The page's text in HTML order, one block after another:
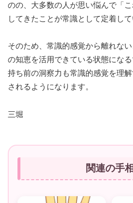
のの、大多数の人が思い悩んで「
してきたことが常識として定着し
そのため、常識的感覚から離れな
の知恵を活用できている状態になる
持ち前の洞察力も常識的感覚を理
されるようになります。
三堀
関連の手相